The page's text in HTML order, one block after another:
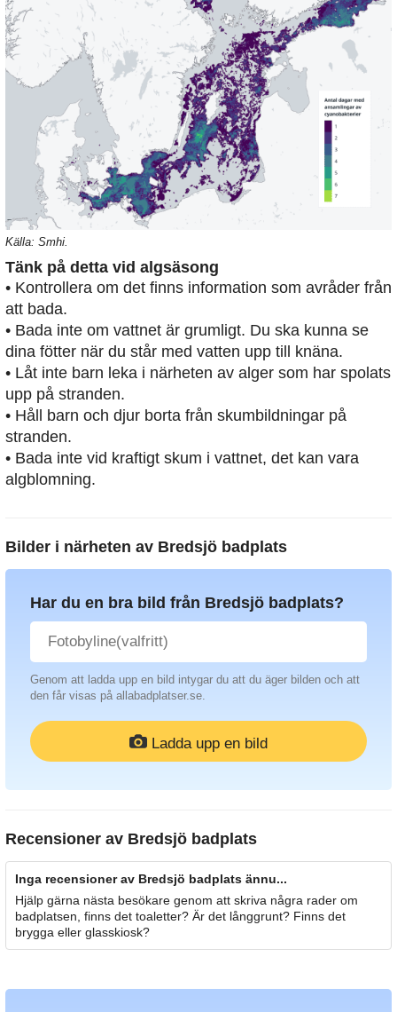
Källa: Smhi.
Tänk på detta vid algsäsong
• Kontrollera om det finns information som avråder från
att bada.
• Bada inte om vattnet är grumligt. Du ska kunna se
dina fötter när du står med vatten upp till knäna.
• Låt inte barn leka i närheten av alger som har spolats
upp på stranden.
• Håll barn och djur borta från skumbildningar på
stranden.
• Bada inte vid kraftigt skum i vattnet, det kan vara
algblomning.
Bilder i närheten av Bredsjö badplats
Har du en bra bild från Bredsjö badplats?
Genom att ladda upp en bild intygar du att du äger bilden och att
den får visas på allabadplatser.se.
Ladda upp en bild
Recensioner av Bredsjö badplats
Inga recensioner av Bredsjö badplats ännu...
Hjälp gärna nästa besökare genom att skriva några rader om
badplatsen, finns det toaletter? Är det långgrunt? Finns det
brygga eller glasskiosk?